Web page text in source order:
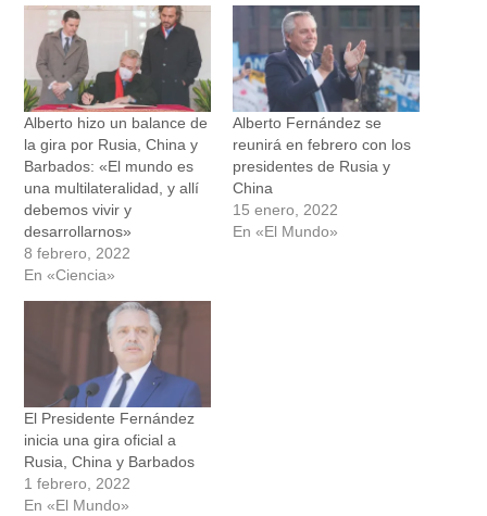
Alberto hizo un balance de
la gira por Rusia, China y
Barbados: «El mundo es
una multilateralidad, y allí
debemos vivir y
desarrollarnos»
8 febrero, 2022
En «Ciencia»
Alberto Fernández se
reunirá en febrero con los
presidentes de Rusia y
China
15 enero, 2022
En «El Mundo»
El Presidente Fernández
inicia una gira oficial a
Rusia, China y Barbados
1 febrero, 2022
En «El Mundo»